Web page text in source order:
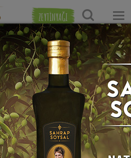
ZEYTİNYAĞI
Tarifleri